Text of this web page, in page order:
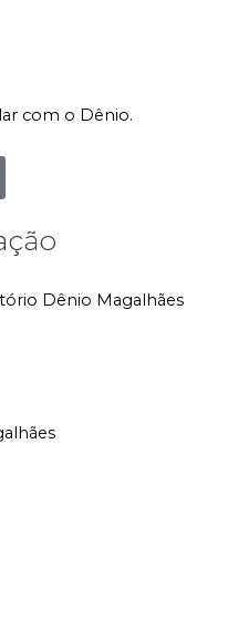
com o Dênio.
Dênio Magalhães